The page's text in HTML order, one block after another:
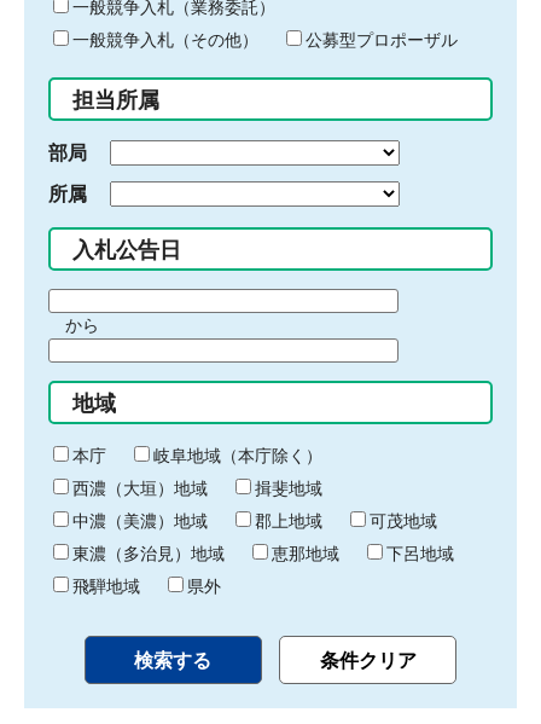
ー
ド
入
力
一般競争入札（業務委託）
一般競争入札（その他）
公募型プロポーザル
担当所属
部局
所属
入札公告日
間
始
り
から
間
終
わ
り
地域
本庁
岐阜地域（本庁除く）
西濃（大垣）地域
揖斐地域
中濃（美濃）地域
郡上地域
可茂地域
東濃（多治見）地域
恵那地域
下呂地域
飛騨地域
県外